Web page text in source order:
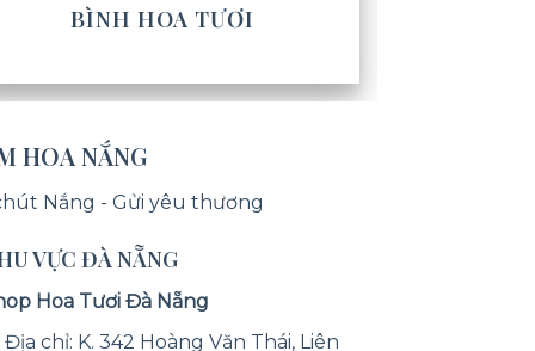
BÌNH HOA TƯƠI
HOA NẮNG
Nắng - Gửi yêu thương
VỰC ĐÀ NẴNG
Hoa Tươi Đà Nẵng
Địa chỉ: K. 342 Hoàng Văn Thái, Liên